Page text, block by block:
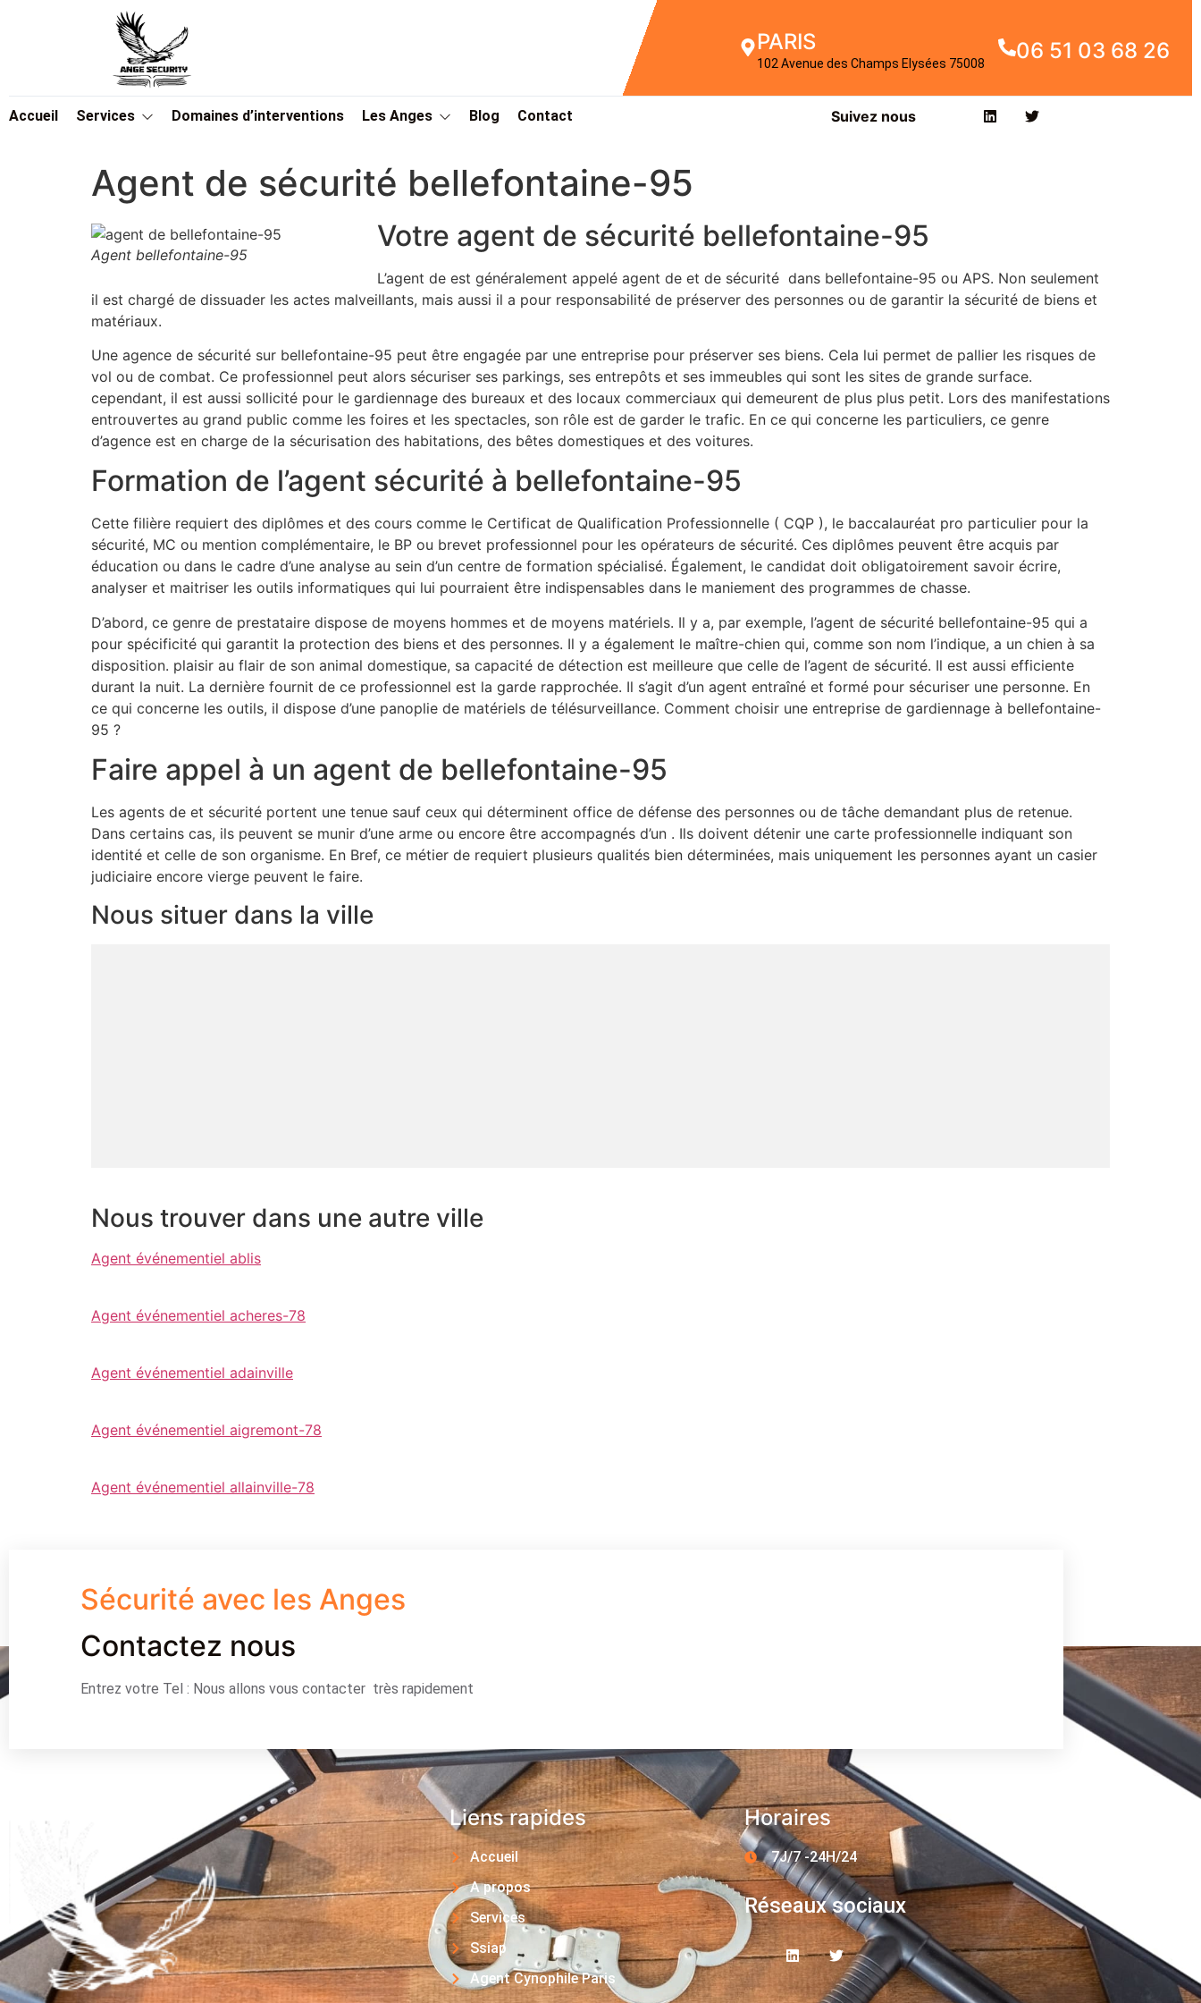
PARIS
102 Avenue des Champs Elysées 75008 06 51 03 68 26
Accueil Services Domaines d’interventions Les Anges Blog Contact Suivez nous
Agent de sécurité bellefontaine-95
Agent bellefontaine-95
Votre agent de sécurité bellefontaine-95
L’agent de est généralement appelé agent de et de sécurité dans bellefontaine-95 ou APS. Non seulement
il est chargé de dissuader les actes malveillants, mais aussi il a pour responsabilité de préserver des personnes ou de garantir la sécurité de biens et
matériaux.
Une agence de sécurité sur bellefontaine-95 peut être engagée par une entreprise pour préserver ses biens. Cela lui permet de pallier les risques de
vol ou de combat. Ce professionnel peut alors sécuriser ses parkings, ses entrepôts et ses immeubles qui sont les sites de grande surface.
cependant, il est aussi sollicité pour le gardiennage des bureaux et des locaux commerciaux qui demeurent de plus plus petit. Lors des manifestations
entrouvertes au grand public comme les foires et les spectacles, son rôle est de garder le trafic. En ce qui concerne les particuliers, ce genre
d’agence est en charge de la sécurisation des habitations, des bêtes domestiques et des voitures.
Formation de l’agent sécurité à bellefontaine-95
Cette filière requiert des diplômes et des cours comme le Certificat de Qualification Professionnelle ( CQP ), le baccalauréat pro particulier pour la
sécurité, MC ou mention complémentaire, le BP ou brevet professionnel pour les opérateurs de sécurité. Ces diplômes peuvent être acquis par
éducation ou dans le cadre d’une analyse au sein d’un centre de formation spécialisé. Également, le candidat doit obligatoirement savoir écrire,
analyser et maitriser les outils informatiques qui lui pourraient être indispensables dans le maniement des programmes de chasse.
D’abord, ce genre de prestataire dispose de moyens hommes et de moyens matériels. Il y a, par exemple, l’agent de sécurité bellefontaine-95 qui a
pour spécificité qui garantit la protection des biens et des personnes. Il y a également le maître-chien qui, comme son nom l’indique, a un chien à sa
disposition. plaisir au flair de son animal domestique, sa capacité de détection est meilleure que celle de l’agent de sécurité. Il est aussi efficiente
durant la nuit. La dernière fournit de ce professionnel est la garde rapprochée. Il s’agit d’un agent entraîné et formé pour sécuriser une personne. En
ce qui concerne les outils, il dispose d’une panoplie de matériels de télésurveillance. Comment choisir une entreprise de gardiennage à bellefontaine-
95 ?
Faire appel à un agent de bellefontaine-95
Les agents de et sécurité portent une tenue sauf ceux qui déterminent office de défense des personnes ou de tâche demandant plus de retenue.
Dans certains cas, ils peuvent se munir d’une arme ou encore être accompagnés d’un . Ils doivent détenir une carte professionnelle indiquant son
identité et celle de son organisme. En Bref, ce métier de requiert plusieurs qualités bien déterminées, mais uniquement les personnes ayant un casier
judiciaire encore vierge peuvent le faire.
Nous situer dans la ville
Nous trouver dans une autre ville
Agent événementiel ablis
Agent événementiel acheres-78
Agent événementiel adainville
Agent événementiel aigremont-78
Agent événementiel allainville-78
Sécurité avec les Anges
Contactez nous
Entrez votre Tel : Nous allons vous contacter très rapidement
Liens rapides
Accueil
A propos
Services
Ssiap
Agent Cynophile Paris
Horaires
7J/7 -24H/24
Réseaux sociaux